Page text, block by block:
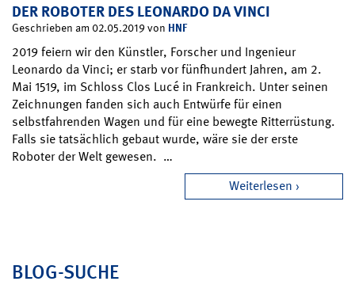
DER ROBOTER DES LEONARDO DA VINCI
Geschrieben am 02.05.2019 von HNF
2019 feiern wir den Künstler, Forscher und Ingenieur
Leonardo da Vinci; er starb vor fünfhundert Jahren, am 2.
Mai 1519, im Schloss Clos Lucé in Frankreich. Unter seinen
Zeichnungen fanden sich auch Entwürfe für einen
selbstfahrenden Wagen und für eine bewegte Ritterrüstung.
Falls sie tatsächlich gebaut wurde, wäre sie der erste
Roboter der Welt gewesen. …
Weiterlesen
BLOG-SUCHE